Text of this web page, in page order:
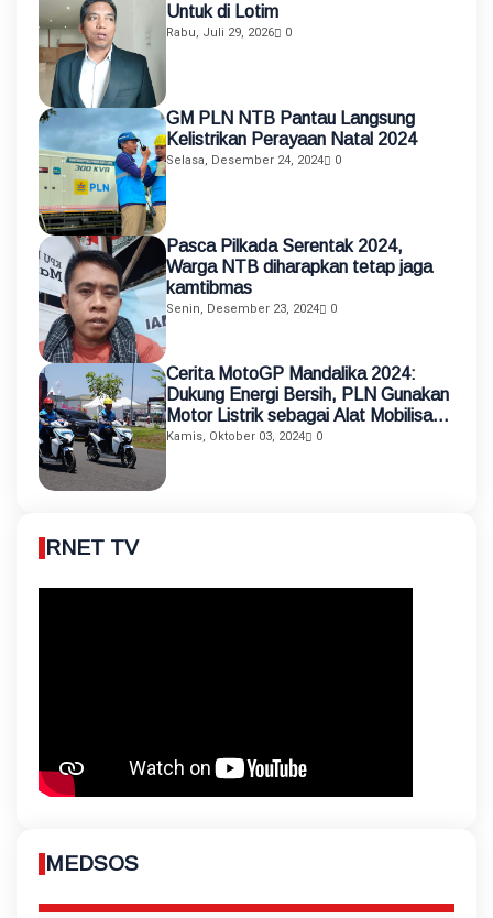
Untuk di Lotim
Rabu, Juli 29, 2026 0
GM PLN NTB Pantau Langsung
Kelistrikan Perayaan Natal 2024
Selasa, Desember 24, 2024 0
Pasca Pilkada Serentak 2024,
Warga NTB diharapkan tetap jaga
kamtibmas
Senin, Desember 23, 2024 0
Cerita MotoGP Mandalika 2024:
Dukung Energi Bersih, PLN Gunakan
Motor Listrik sebagai Alat Mobilisasi
Petugas
Kamis, Oktober 03, 2024 0
RNET TV
MEDSOS